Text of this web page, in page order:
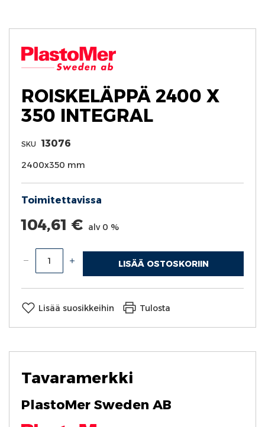
beginning
the
gallery
ROISKELÄPPÄ 2400 X
350 INTEGRAL
SKU 13076
2400x350 mm
LISÄÄ OSTOSKORIIN
104,61 € alv 0 %
Toimitettavissa
Lisää suosikkeihin Tulosta
Tavaramerkki
PlastoMer Sweden AB